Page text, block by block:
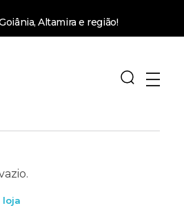
Altamira e região!
loja